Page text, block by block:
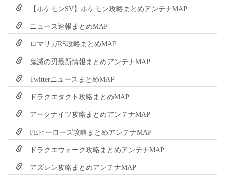
【ポケモンSV】ポケモン攻略まとめアンテナMAP
ニュース速報まとめMAP
ロマサガRS攻略まとめMAP
鬼滅の刃最新情報まとめアンテナMAP
TwitterニュースまとめMAP
ドラクエタクト攻略まとめMAP
アークナイツ攻略まとめアンテナMAP
FEヒーローズ攻略まとめアンテナMAP
ドラクエウォーク攻略まとめアンテナMAP
アズレン攻略まとめアンテナMAP